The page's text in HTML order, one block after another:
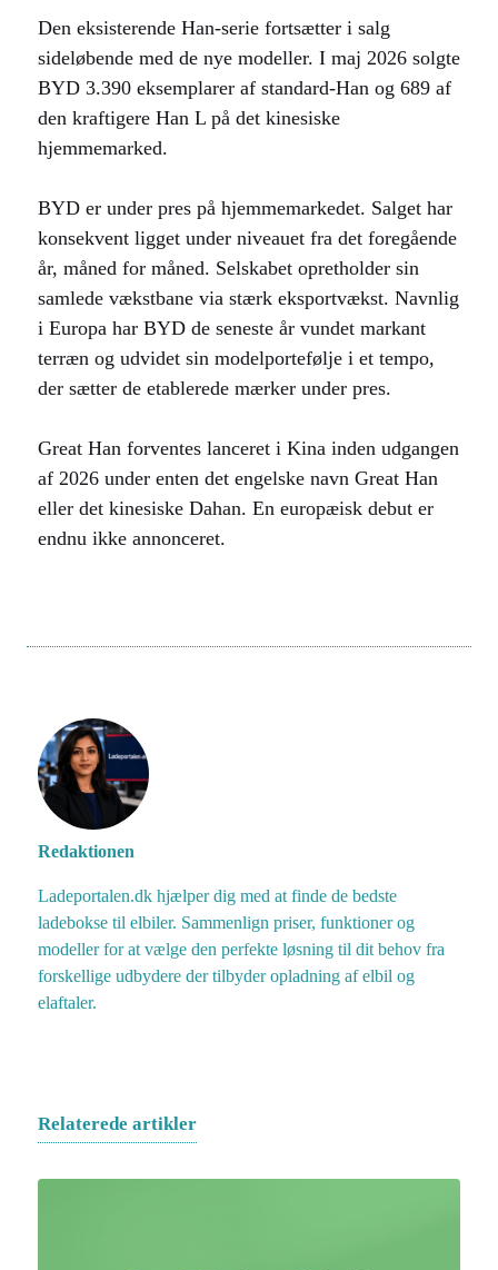
Den eksisterende Han-serie fortsætter i salg
sideløbende med de nye modeller. I maj 2026 solgte
BYD 3.390 eksemplarer af standard-Han og 689 af
den kraftigere Han L på det kinesiske
hjemmemarked.
BYD er under pres på hjemmemarkedet. Salget har
konsekvent ligget under niveauet fra det foregående
år, måned for måned. Selskabet opretholder sin
samlede vækstbane via stærk eksportvækst. Navnlig
i Europa har BYD de seneste år vundet markant
terræn og udvidet sin modelportefølje i et tempo,
der sætter de etablerede mærker under pres.
Great Han forventes lanceret i Kina inden udgangen
af 2026 under enten det engelske navn Great Han
eller det kinesiske Dahan. En europæisk debut er
endnu ikke annonceret.
Redaktionen
Ladeportalen.dk hjælper dig med at finde de bedste
ladebokse til elbiler. Sammenlign priser, funktioner og
modeller for at vælge den perfekte løsning til dit behov fra
forskellige udbydere der tilbyder opladning af elbil og
elaftaler.
Relaterede artikler